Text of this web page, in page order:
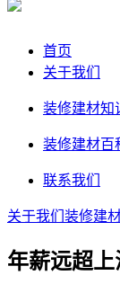
首页
关于我们
装修建材知
装修建材百
联系我们
关于我们 装修建
年薪远超